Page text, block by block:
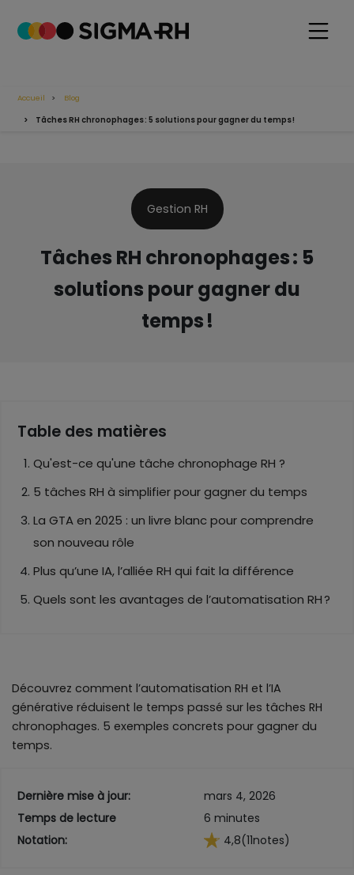
Accueil Blog
Tâches RH chronophages : 5 solutions pour gagner du temps !
Gestion RH
Tâches RH chronophages : 5
solutions pour gagner du
temps !
Table des matières
Qu'est-ce qu'une tâche chronophage RH ?
5 tâches RH à simplifier pour gagner du temps
La GTA en 2025 : un livre blanc pour comprendre
son nouveau rôle
Plus qu’une IA, l’alliée RH qui fait la différence
Quels sont les avantages de l’automatisation RH ?
Découvrez comment l’automatisation RH et l’IA
générative réduisent le temps passé sur les tâches RH
chronophages. 5 exemples concrets pour gagner du
temps.
Dernière mise à jour:
Temps de lecture
Notation:
mars 4, 2026
6 minutes
4,8(11notes)